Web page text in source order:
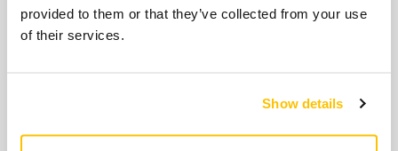
provided to them or that they’ve collected from your use
of their services.
Show details
DEXOS® 1217 on kompakti 17 litran